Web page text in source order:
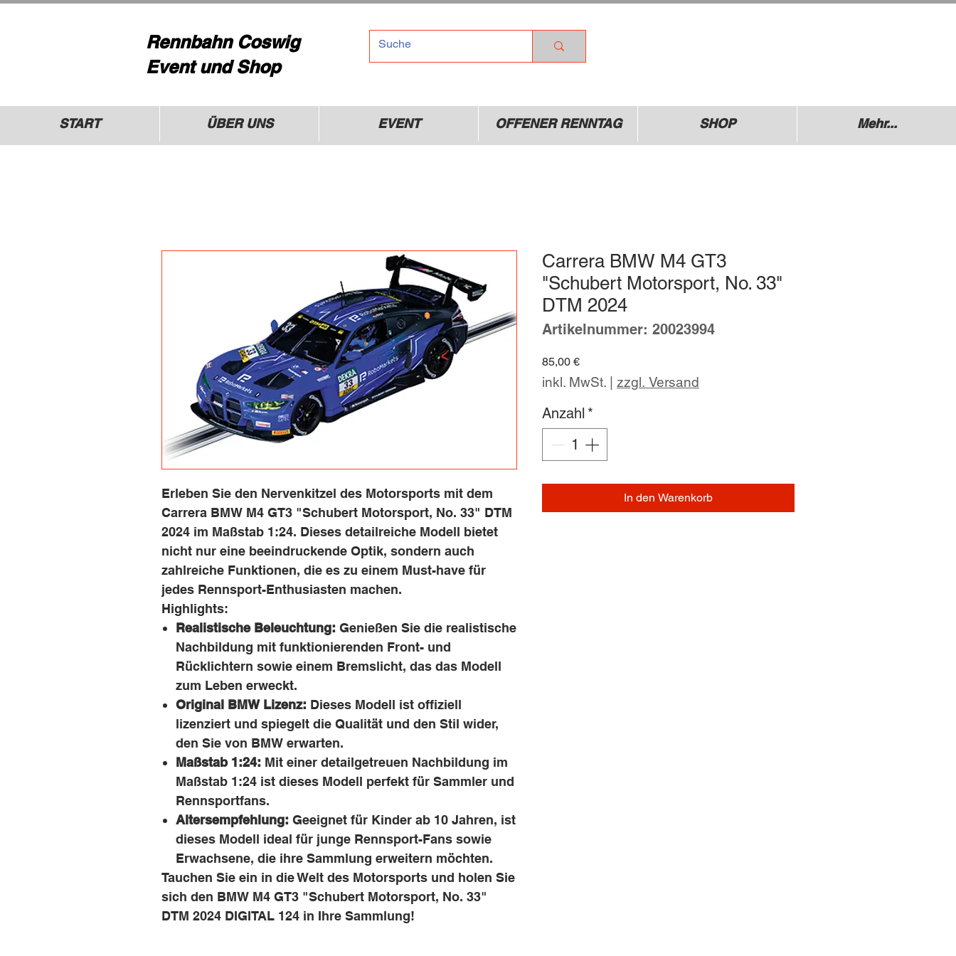
Rennbahn Coswig
Event und Shop
START ÜBER UNS EVENT OFFENER RENNTAG SHOP Mehr...
Erleben Sie den Nervenkitzel des Motorsports mit dem
Carrera BMW M4 GT3 "Schubert Motorsport, No. 33" DTM
2024 im Maßstab 1:24. Dieses detailreiche Modell bietet
nicht nur eine beeindruckende Optik, sondern auch
zahlreiche Funktionen, die es zu einem Must-have für
jedes Rennsport-Enthusiasten machen.
Highlights:
Realistische Beleuchtung: Genießen Sie die realistische
Nachbildung mit funktionierenden Front- und
Rücklichtern sowie einem Bremslicht, das das Modell
zum Leben erweckt.
Original BMW Lizenz: Dieses Modell ist offiziell
lizenziert und spiegelt die Qualität und den Stil wider,
den Sie von BMW erwarten.
Maßstab 1:24: Mit einer detailgetreuen Nachbildung im
Maßstab 1:24 ist dieses Modell perfekt für Sammler und
Rennsportfans.
Altersempfehlung: Geeignet für Kinder ab 10 Jahren, ist
dieses Modell ideal für junge Rennsport-Fans sowie
Erwachsene, die ihre Sammlung erweitern möchten.
Tauchen Sie ein in die Welt des Motorsports und holen Sie
sich den BMW M4 GT3 "Schubert Motorsport, No. 33"
DTM 2024 DIGITAL 124 in Ihre Sammlung!
Carrera BMW M4 GT3
"Schubert Motorsport, No. 33"
DTM 2024
Artikelnummer: 20023994
85,00 €Preis
inkl. MwSt. zzgl. Versand
Anzahl *
In den Warenkorb